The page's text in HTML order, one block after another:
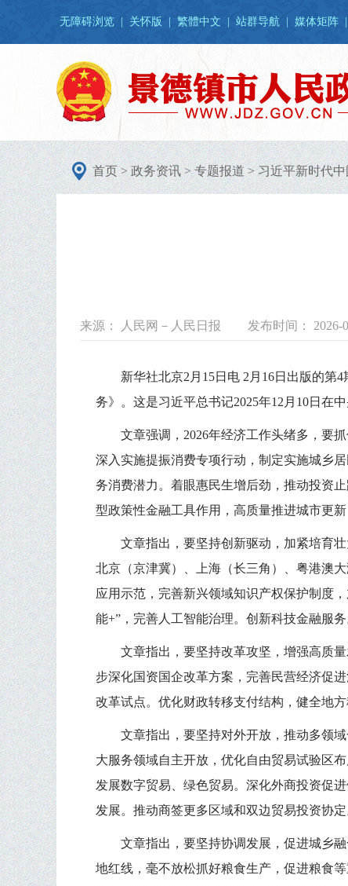
无障碍浏览 关怀版 繁體中文 站群导航 媒体矩阵
首页>政务资讯>专题报道>习近平新时代
来源： 人民网－人民日报 发布时间： 2026-
新华社北京2月15日电 2月16日出版的
务》。这是习近平总书记2025年12月10日在
文章强调，2026年经济工作头绪多，要
深入实施提振消费专项行动，制定实施城乡
务消费潜力。着眼惠民生增后劲，推动投资
型政策性金融工具作用，高质量推进城市更新
文章指出，要坚持创新驱动，加紧培育
北京（京津冀）、上海（长三角）、粤港澳
应用示范，完善新兴领域知识产权保护制度
能+”，完善人工智能治理。创新科技金融服务
文章指出，要坚持改革攻坚，增强高质
步深化国资国企改革方案，完善民营经济促
改革试点。优化财政转移支付结构，健全地
文章指出，要坚持对外开放，推动多领
大服务领域自主开放，优化自由贸易试验区
发展数字贸易、绿色贸易。深化外商投资促
发展。推动商签更多区域和双边贸易投资协定
文章指出，要坚持协调发展，促进城乡
地红线，毫不放松抓好粮食生产，促进粮食